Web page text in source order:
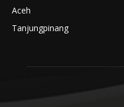
Aceh
Tanjungpinang